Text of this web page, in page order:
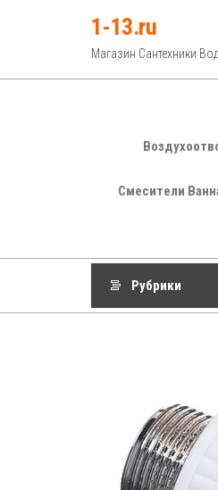
1-13.ru
Магазин Сантехники
Смесители
Рубрики